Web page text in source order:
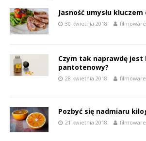
Jasność umysłu
30 kwietnia 2018
Czym tak naprawdę jest
pantotenowy?
28 kwietnia 2018
Pozbyć się nadmiaru
21 kwietnia 2018